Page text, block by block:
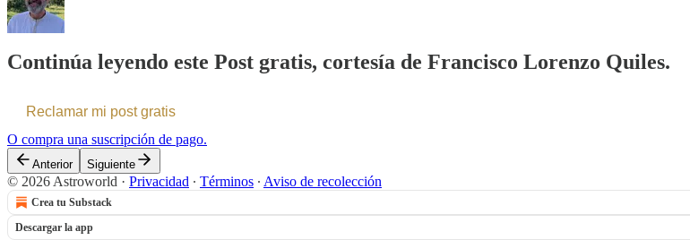
Continúa leyendo este Post gratis, cortesía de Francisco Lorenzo Quiles.
Reclamar mi post gratis
O compra una suscripción de pago.
Anterior Siguiente
© 2026 Astroworld · Privacidad ∙ Términos ∙ Aviso de recolección
Crea tu Substack
Descargar la app